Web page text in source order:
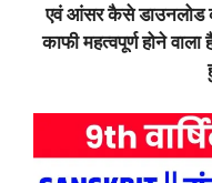
एवं आंसर कैसे डाउनलोड
काफी महत्वपूर्ण होने